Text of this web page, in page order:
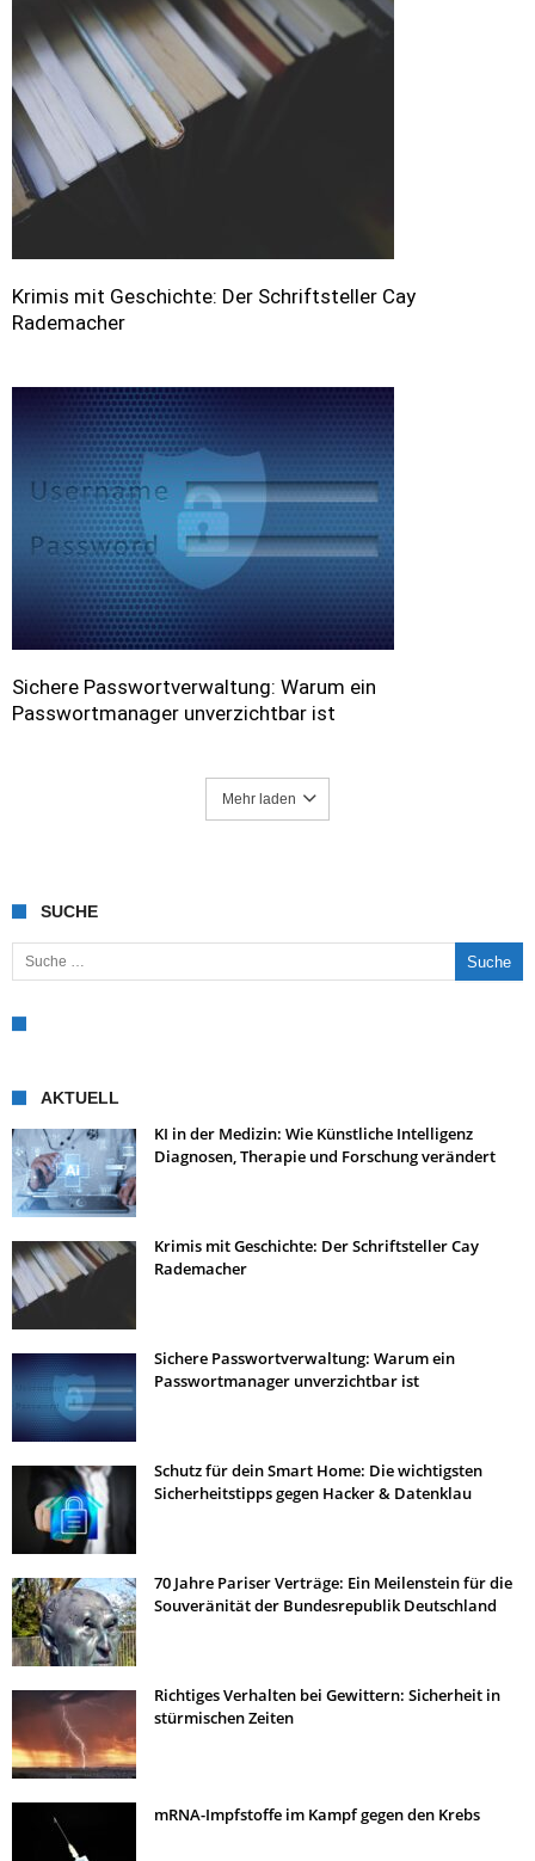
Krimis mit Geschichte: Der Schriftsteller Cay
Rademacher
Sichere Passwortverwaltung: Warum ein
Passwortmanager unverzichtbar ist
Mehr laden
SUCHE
Suche nach:
AKTUELL
KI in der Medizin: Wie Künstliche Intelligenz
Diagnosen, Therapie und Forschung verändert
Krimis mit Geschichte: Der Schriftsteller Cay
Rademacher
Sichere Passwortverwaltung: Warum ein
Passwortmanager unverzichtbar ist
Schutz für dein Smart Home: Die wichtigsten
Sicherheitstipps gegen Hacker & Datenklau
70 Jahre Pariser Verträge: Ein Meilenstein für die
Souveränität der Bundesrepublik Deutschland
Richtiges Verhalten bei Gewittern: Sicherheit in
stürmischen Zeiten
mRNA-Impfstoffe im Kampf gegen den Krebs